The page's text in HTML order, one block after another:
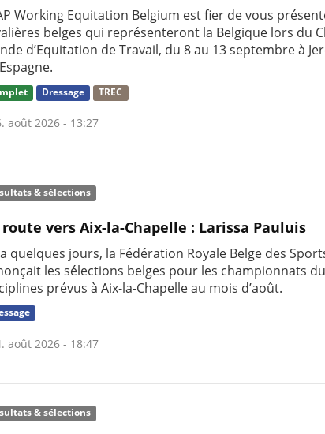
Working Equitation Belgium est fier de vous
belges qui représenteront la Belgique lors du
d’Equitation de Travail, du 8 au 13 septembre à
Dressage TREC
août 2026 - 13:27
& sélections
route vers Aix-la-Chapelle : Larissa Pauluis
quelques jours, la Fédération Royale Belge des
les sélections belges pour les championnats
prévus à Aix-la-Chapelle au mois d’août.
août 2026 - 18:47
& sélections